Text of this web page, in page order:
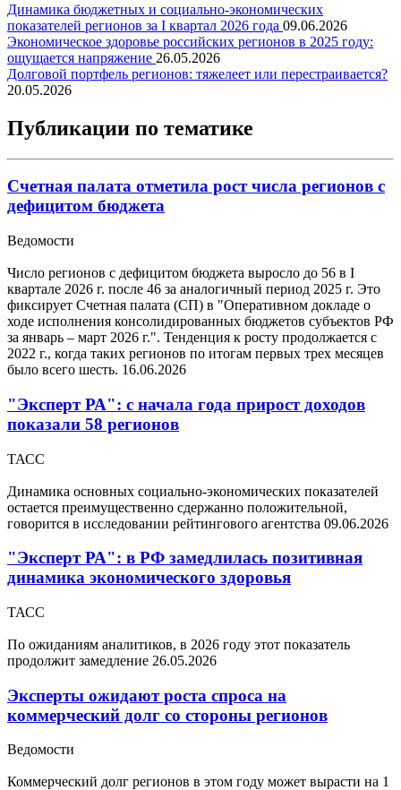
Динамика бюджетных и социально-экономических
показателей регионов за I квартал 2026 года 09.06.2026
Экономическое здоровье российских регионов в 2025 году:
ощущается напряжение 26.05.2026
Долговой портфель регионов: тяжелеет или перестраивается?
20.05.2026
Публикации по тематике
Счетная палата отметила рост числа регионов с
дефицитом бюджета
Ведомости
Число регионов с дефицитом бюджета выросло до 56 в I
квартале 2026 г. после 46 за аналогичный период 2025 г. Это
фиксирует Счетная палата (СП) в "Оперативном докладе о
ходе исполнения консолидированных бюджетов субъектов РФ
за январь – март 2026 г.". Тенденция к росту продолжается с
2022 г., когда таких регионов по итогам первых трех месяцев
было всего шесть. 16.06.2026
"Эксперт РА": с начала года прирост доходов
показали 58 регионов
ТАСС
Динамика основных социально-экономических показателей
остается преимущественно сдержанно положительной,
говорится в исследовании рейтингового агентства 09.06.2026
"Эксперт РА": в РФ замедлилась позитивная
динамика экономического здоровья
ТАСС
По ожиданиям аналитиков, в 2026 году этот показатель
продолжит замедление 26.05.2026
Эксперты ожидают роста спроса на
коммерческий долг со стороны регионов
Ведомости
Коммерческий долг регионов в этом году может вырасти на 1